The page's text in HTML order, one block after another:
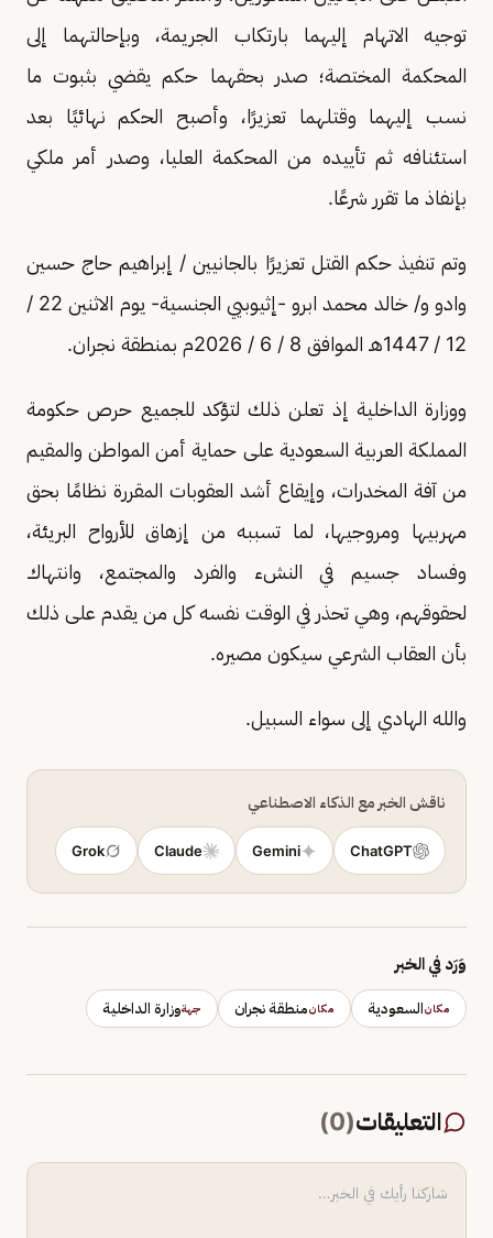
توجيه الاتهام إليهما بارتكاب الجريمة، وبإحالتهما إلى
المحكمة المختصة؛ صدر بحقهما حكم يقضي بثبوت ما
نسب إليهما وقتلهما تعزيرًا، وأصبح الحكم نهائيًا بعد
استئنافه ثم تأييده من المحكمة العليا، وصدر أمر ملكي
بإنفاذ ما تقرر شرعًا.
وتم تنفيذ حكم القتل تعزيرًا بالجانيين / إبراهيم حاج حسين
وادو و/ خالد محمد ابرو -إثيوبيي الجنسية- يوم الاثنين 22 /
12 / 1447هـ الموافق 8 / 6 / 2026م بمنطقة نجران.
ووزارة الداخلية إذ تعلن ذلك لتؤكد للجميع حرص حكومة
المملكة العربية السعودية على حماية أمن المواطن والمقيم
من آفة المخدرات، وإيقاع أشد العقوبات المقررة نظامًا بحق
مهربيها ومروجيها، لما تسببه من إزهاق للأرواح البريئة،
وفساد جسيم في النشء والفرد والمجتمع، وانتهاك
لحقوقهم، وهي تحذر في الوقت نفسه كل من يقدم على ذلك
بأن العقاب الشرعي سيكون مصيره.
والله الهادي إلى سواء السبيل.
ناقش الخبر مع الذكاء الاصطناعي
ChatGPT
Gemini
Claude
Grok
وَرَد في الخبر
مكانالسعودية مكانمنطقة نجران جهةوزارة الداخلية
التعليقات(
0
)